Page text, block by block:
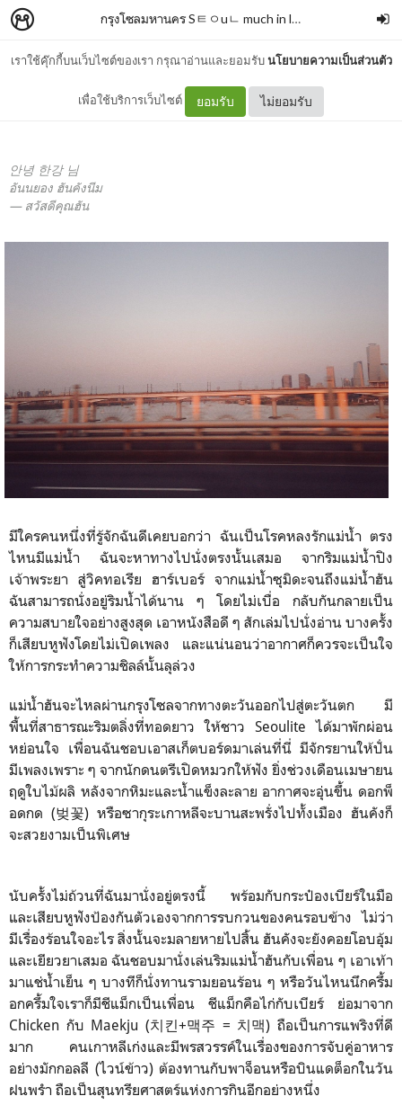
เราใช้คุ๊กกี้บนเว็บไซต์ของเรา กรุณาอ่านและยอมรับนโยบายความเป็นส่วนตัว
เพื่อใช้บริการเว็บไซต์ ยอมรับ ไม่ยอมรับ
กรุงโซลมหานคร Sㅌㅇuㄴ much in love
안녕 한강 님
안녕 한강 님
อันนยอง ฮันคังนีม
— สวัสดีคุณฮัน
มีใครคนหนึ่งที่รู้จักฉันดีเคยบอกว่า ฉันเป็นโรคหลงรักแม่น้ำ ตรง
ไหนมีแม่น้ำ ฉันจะหาทางไปนั่งตรงนั้นเสมอ จากริมแม่น้ำปิง
เจ้าพระยา สู่วิคทอเรีย ฮาร์เบอร์ จากแม่น้ำซุมิดะจนถึงแม่น้ำฮัน
ฉันสามารถนั่งอยู่ริมน้ำได้นาน ๆ โดยไม่เบื่อ กลับกันกลายเป็น
ความสบายใจอย่างสูงสุด เอาหนังสือดี ๆ สักเล่มไปนั่งอ่าน บางครั้ง
ก็เสียบหูฟังโดยไม่เปิดเพลง และแน่นอนว่าอากาศก็ควรจะเป็นใจ
ให้การกระทำความชิลล์นั้นลุล่วง
แม่น้ำฮันจะไหลผ่านกรุงโซลจากทางตะวันออกไปสู่ตะวันตก มี
พื้นที่สาธารณะริมตลิ่งที่ทอดยาว ให้ชาว Seoulite ได้มาพักผ่อน
หย่อนใจ เพื่อนฉันชอบเอาสเก็ตบอร์ด​มาเล่นที่นี่ มีจักรยาน​ให้ปั่น
มีเพลงเพราะ ๆ จากนักดนตรีเปิดหมวกให้ฟัง ยิ่งช่วงเดือนเมษา​ยน
ฤดูใบไม้ผลิ หลังจากหิมะและน้ำแข็ง​ละลาย อากาศ​จะอุ่นขึ้น ดอกพ็
อดกด (벚꽃)​ หรือซากุระเกาหลี​จะบานสะพรั่งไปทั้งเมือง ฮันคังก็
จะสวยงามเป็น​พิเศษ
นับ​ครั้งไม่ถ้วนที่ฉันมานั่งอยู่ตรงนี้ พร้อมกับกระป๋องเบียร์ในมือ
และเสียบหูฟังป้องกันตัวเองจากการรบกวนของคนรอบข้าง ไม่ว่า
มีเรื่องร้อนใจอะไร สิ่งนั้นจะมลายหายไปสิ้น ฮันคังจะยังคอยโอบอุ้ม
และเยียวยาเสมอ ฉันชอบมานั่งเล่นริมแม่น้ำฮันกับเพื่อน ๆ เอาเท้า
มาแช่น้ำเย็น ๆ บางทีก็นั่งทานรามยอนร้อน ๆ หรือวันไหนนึกครึ้ม
อกครึ้มใจเราก็มีชีแม็กเป็นเพื่อน ชีแม็กคือไก่กับเบียร์ ย่อมาจาก
Chicken กับ Maekju (치킨+맥주 = 치맥) ถือเป็นการแพริงที่ดี
มาก คนเกาหลีเก่งและมีพรสวรรค์ในเรื่องของการจับคู่อาหาร
อย่างมักกอลลี (ไวน์ข้าว) ต้องทานกับพาจ็อนหรือบินแดต็อกในวัน
ฝนพรำ ถือเป็นสุนทรียศาสตร์แห่งการกินอีกอย่างหนึ่ง